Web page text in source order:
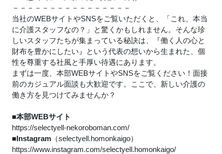
－－－－－－－－－－－－－－－－
当社のWEBサイトやSNSをご覧いただくと、「これ、本当
に介護スタッフなの？」と驚くかもしれません。そんな珍
しいスタッフたちが集まっている秘訣は、『働く人の心と
財布を豊かにしたい』という代表の想いから生まれた、個
性を尊重する社風と手厚い待遇にあります。
まずは一度、本部WEBサイトやSNSをご覧ください！面接
前のカジュアル面談も大歓迎です。ここで、新しい介護の
働き方を見つけてみませんか？
■本部WEBサイト
https://selectyell-nekoroboman.com/
■Instagram （selectyell.homonkaigo）
https://www.instagram.com/selectyell.homonkaigo/